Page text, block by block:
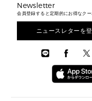
メ
メ
メ
メ
3 IN
▶
通
ミニ財
時
エ
Newsletter
会員登録すると定期的にお得なク
ニュースレターを